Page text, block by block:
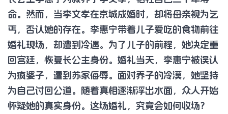
命。然而，当李文孝在京城成婚时，却将母亲视为乞
丐，否认她的存在。李惠宁带着儿子爱吃的食物前往
婚礼现场，却遭到冷遇。为了儿子的前程，她决定重
回宫廷，恢复长公主身份。婚礼当天，李惠宁被误认
为疯婆子，遭到苏家侮辱。面对养子的冷漠，她坚持
为自己讨回公道。随着真相逐渐浮出水面，众人开始
怀疑她的真实身份。这场婚礼，究竟会如何收场？